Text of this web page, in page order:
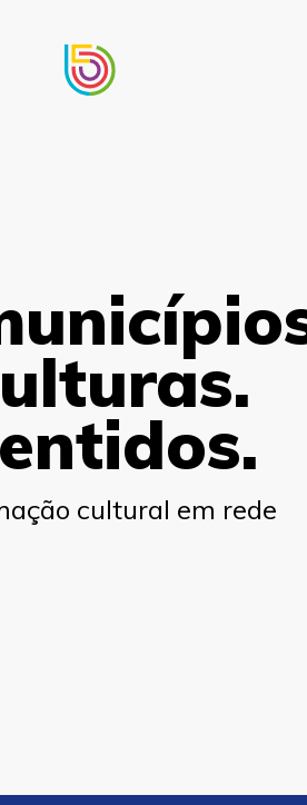
cultural em rede
cultural em rede